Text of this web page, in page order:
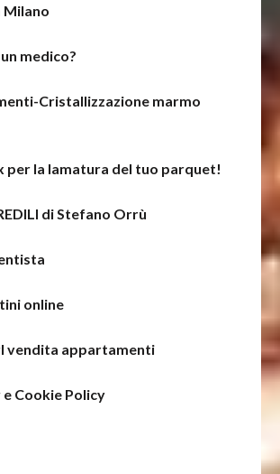
Milano
medico?
Cristallizzazione marmo
per la lamatura del tuo parquet!
di Stefano Orrù
online
vendita appartamenti
Cookie Policy